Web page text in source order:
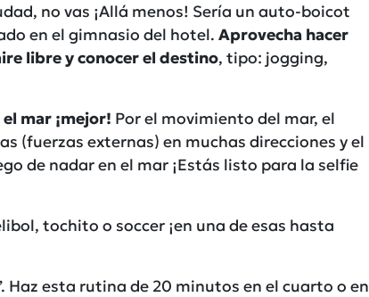
no vas ¡Allá menos! Sería un auto-boicot
en el gimnasio del hotel. Aprovecha hacer
libre y conocer el destino, tipo: jogging,
el mar ¡mejor! Por el movimiento del mar, el
(fuerzas externas) en muchas direcciones y el
de nadar en el mar ¡Estás listo para la selfie
tochito o soccer ¡en una de esas hasta
Haz esta rutina de 20 minutos en el cuarto o en